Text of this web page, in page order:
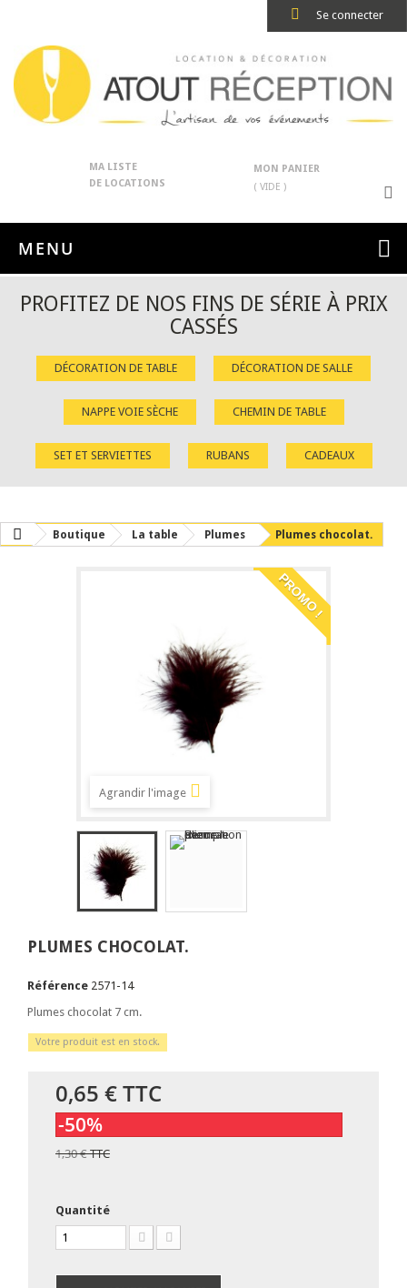
Se connecter
MA LISTE
DE LOCATIONS
MON PANIER
( VIDE )
MENU
PROFITEZ DE NOS FINS DE SÉRIE À PRIX
CASSÉS
DÉCORATION DE TABLE DÉCORATION DE SALLE
NAPPE VOIE SÈCHE CHEMIN DE TABLE
SET ET SERVIETTES RUBANS CADEAUX
Boutique La table Plumes Plumes chocolat.
PROMO !
Agrandir l'image
PLUMES CHOCOLAT.
Référence 2571-14
Plumes chocolat 7 cm.
Votre produit est en stock.
0,65 €TTC
-50%
1,30 €TTC
Quantité